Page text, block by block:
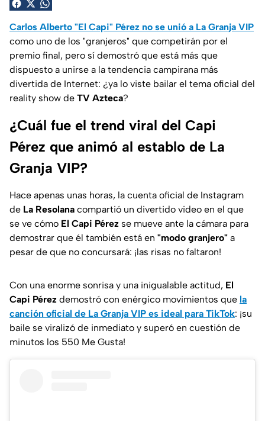
Carlos Alberto "El Capi" Pérez no se unió a La Granja VIP
como uno de los "granjeros" que competirán por el
premio final, pero sí demostró que está más que
dispuesto a unirse a la tendencia campirana más
divertida de Internet: ¿ya lo viste bailar el tema oficial del
reality show de TV Azteca?
¿Cuál fue el trend viral del Capi
Pérez que animó al establo de La
Granja VIP?
Hace apenas unas horas, la cuenta oficial de Instagram
de La Resolana compartió un divertido video en el que
se ve cómo El Capi Pérez se mueve ante la cámara para
demostrar que él también está en "modo granjero" a
pesar de que no concursará: ¡las risas no faltaron!
Con una enorme sonrisa y una inigualable actitud, El
Capi Pérez demostró con enérgico movimientos que la
canción oficial de La Granja VIP es ideal para TikTok: ¡su
baile se viralizó de inmediato y superó en cuestión de
minutos los 550 Me Gusta!